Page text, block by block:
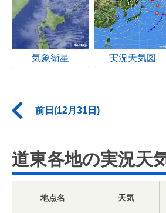
気象衛星 実況天気図
前日(12月31日)
道東各地の実況天
地点名 天気